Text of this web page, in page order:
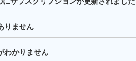
りません
わかりません